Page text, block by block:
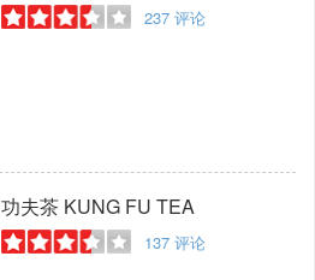
237评论
功夫茶KUNG FU TEA
137评论